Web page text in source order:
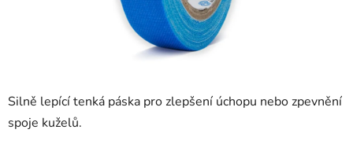
Silně lepící tenká páska pro zlepšení úchopu nebo zpevnění
spoje kuželů.